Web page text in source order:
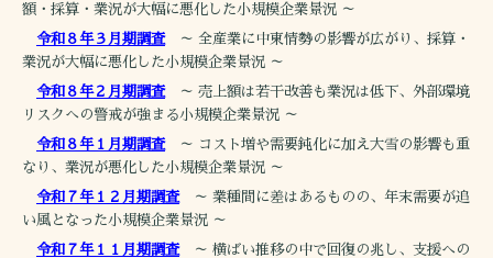
額・採算・業況が大幅に悪化した小規模企業景況 ～
令和８年３月期調査～ 全産業に中東情勢の影響が広がり、採算・
業況が大幅に悪化した小規模企業景況 ～
令和８年２月期調査～ 売上額は若干改善も業況は低下、外部環境
リスクへの警戒が強まる小規模企業景況 ～
令和８年１月期調査～ コスト増や需要鈍化に加え大雪の影響も重
なり、業況が悪化した小規模企業景況 ～
令和７年１２月期調査～ 業種間に差はあるものの、年末需要が追
い風となった小規模企業景況 ～
令和７年１１月期調査～ 横ばい推移の中で回復の兆し、支援への